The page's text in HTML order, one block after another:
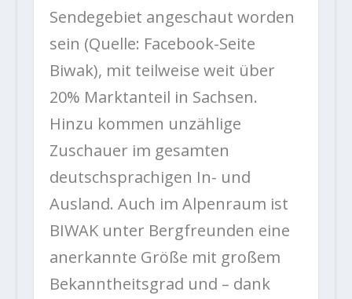
Sendegebiet angeschaut worden
sein (Quelle: Facebook-Seite
Biwak), mit teilweise weit über
20% Marktanteil in Sachsen.
Hinzu kommen unzählige
Zuschauer im gesamten
deutschsprachigen In- und
Ausland. Auch im Alpenraum ist
BIWAK unter Bergfreunden eine
anerkannte Größe mit großem
Bekanntheitsgrad und – dank